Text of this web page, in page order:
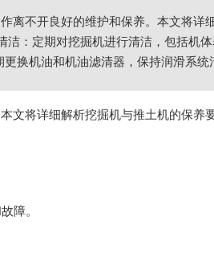
离不开良好的维护和保养。本文将详
洁：定期对挖掘机进行清洁，包括机
换机油和机油滤清器，保持润滑系统
文将详细解析挖掘机与推土机的保养
障。